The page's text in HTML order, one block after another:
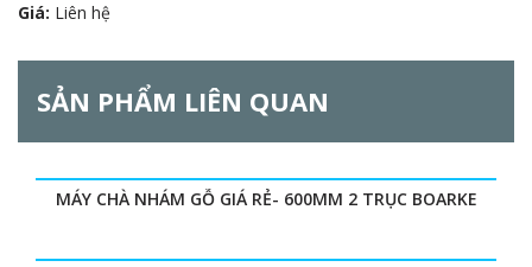
Giá: Liên hệ
SẢN PHẨM LIÊN QUAN
MÁY CHÀ NHÁM GỖ GIÁ RẺ- 600MM 2 TRỤC BOARKE